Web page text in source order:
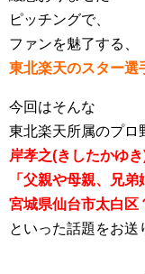
ピッチングで、
ファンを魅了する、
東北楽天のスター選
今回はそんな
東北楽天所属のプロ
岸孝之(きしたかゆ
「父親や母親、兄
宮城県仙台市太白区
といった話題をお送